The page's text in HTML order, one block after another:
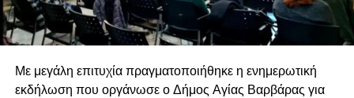
Με μεγάλη επιτυχία πραγματοποιήθηκε η ενημερωτική
εκδήλωση που οργάνωσε ο Δήμος Αγίας Βαρβάρας για